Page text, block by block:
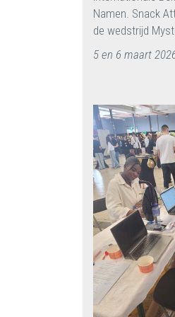
Namen. Snack
de wedstrijd
5 en 6 maart